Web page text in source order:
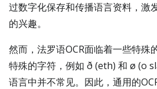
过数字化保存和传播语言资料，激
的兴趣。
然而，法罗语OCR面临着一些特殊
特殊的字符，例如 ð (eth) 和 ø (o
语言中并不常见。因此，通用的